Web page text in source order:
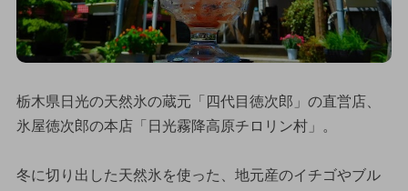
栃木県日光の天然氷の蔵元「四代目徳次郎」の直営店、
氷屋徳次郎の本店「日光霧降高原チロリン村」。
冬に切り出した天然氷を使った、地元産のイチゴやブル